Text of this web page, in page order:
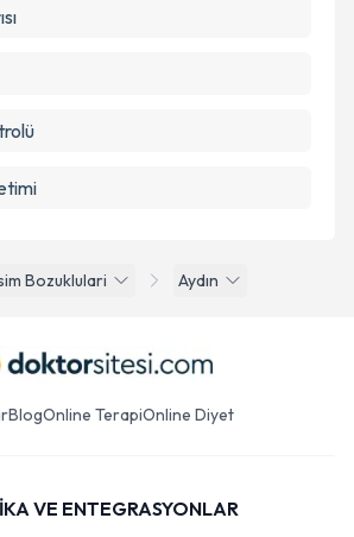
Bozuklulari Aydın
BlogOnline TerapiOnline Diyet
VE ENTEGRASYONLAR